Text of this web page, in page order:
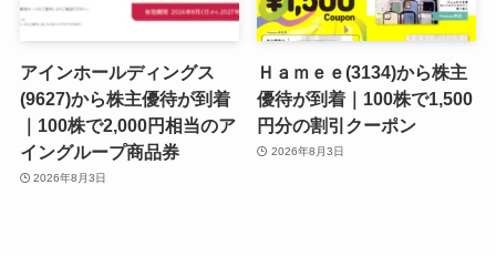
アインホールディングス
(9627)から株主優待が到着
｜100株で2,000円相当のア
イングループ商品券
2026年8月3日
Ｈａｍｅｅ(3134)から株主
優待が到着｜100株で1,500
円分の割引クーポン
2026年8月3日